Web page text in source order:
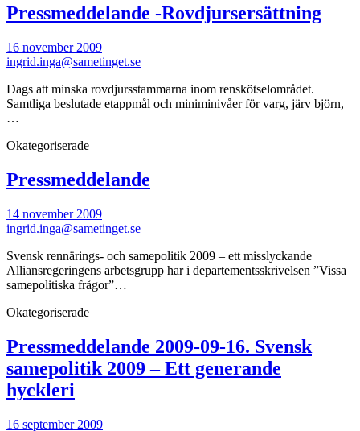
Pressmeddelande -Rovdjursersättning
16 november 2009
ingrid.inga@sametinget.se
Dags att minska rovdjursstammarna inom renskötselområdet.
Samtliga beslutade etappmål och miniminivåer för varg, järv björn,
…
Okategoriserade
Pressmeddelande
14 november 2009
ingrid.inga@sametinget.se
Svensk rennärings- och samepolitik 2009 – ett misslyckande
Alliansregeringens arbetsgrupp har i departementsskrivelsen ”Vissa
samepolitiska frågor”…
Okategoriserade
Pressmeddelande 2009-09-16. Svensk
samepolitik 2009 – Ett generande
hyckleri
16 september 2009